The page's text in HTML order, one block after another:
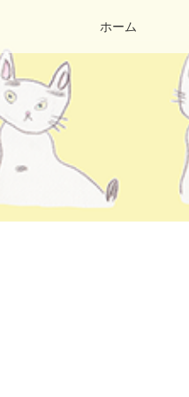
ホーム